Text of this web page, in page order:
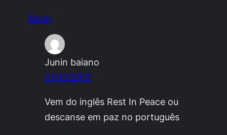
Reply
Junin baiano
01/10/2015
Vem do inglês Rest In Peace ou
descanse em paz no português